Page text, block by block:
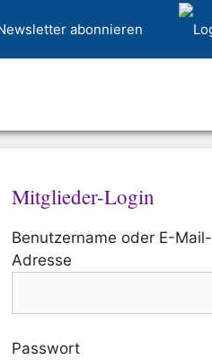
Mitglieder-Login
Benutzername oder E-Mail-
Adresse
Passwort